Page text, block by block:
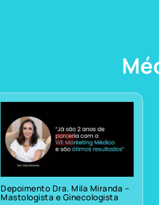
Depoimento Dra. Mila Miranda –
Mastologista e Ginecologista